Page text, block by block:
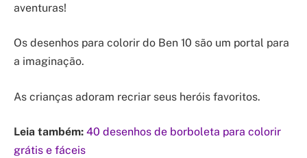
aventuras!
Os desenhos para colorir do Ben 10 são um portal para
a imaginação.
As crianças adoram recriar seus heróis favoritos.
Leia também: 40 desenhos de borboleta para colorir
grátis e fáceis